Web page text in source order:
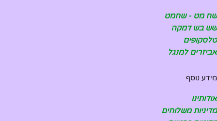
שח מט - שחמט
שש בש דמקה
טלסקופים
אביזרים למנגל
מידע נוסף
אודותינו
מדיניות משלוחים